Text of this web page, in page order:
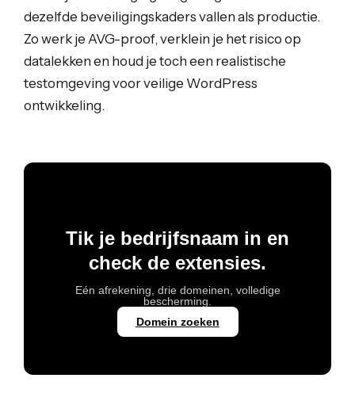
dezelfde beveiligingskaders vallen als productie.
Zo werk je AVG-proof, verklein je het risico op
datalekken en houd je toch een realistische
testomgeving voor veilige WordPress
ontwikkeling.
Tik je bedrijfsnaam in en
check de extensies.
Eén afrekening, drie domeinen, volledige
bescherming.
Domein zoeken